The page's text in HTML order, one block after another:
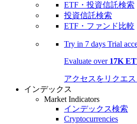
ETF・投資信託検索
投資信託検索
ETF・ファンド比較
Try in 7 days Trial
Evaluate over 17K
アクセスをリクエス
インデックス
Market Indicators
インデックス検索
Cryptocurrencies